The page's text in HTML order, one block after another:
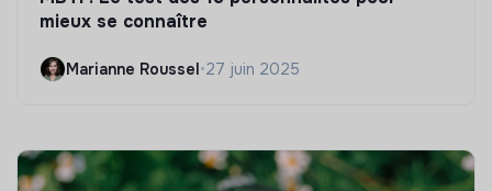
mieux se connaître
Marianne Roussel•27 juin 2025